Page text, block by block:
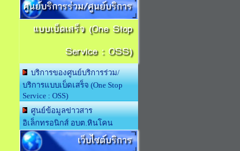
ศูนย์บริการร่วม/ศูนย์บริการ
แบบเบ็ดเสร็จ (One Stop
Service : OSS)
บริการของศูนย์บริการร่วม/
บริการแบบเบ็ดเสร็จ (One Stop
Service : OSS)
ศูนย์ข้อมูลข่าวสาร
อิเล็กทรอนิกส์ อบต.หินโคน
เว็บไซต์บริการ